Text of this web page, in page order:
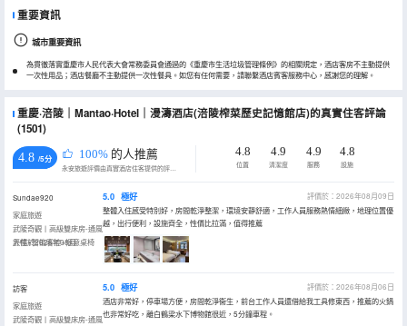
重要資訊
城市重要資訊
為貫徹落實重慶市人民代表大會常務委員會通過的《重慶市生活垃圾管理條例》的相關規定，酒店客房不主動提供
一次性用品；酒店餐廳不主動提供一次性餐具。如您有任何需要，請聯繫酒店賓客服務中心，感謝您的理解。
重慶·涪陵｜Mantao·Hotel｜漫濤酒店(涪陵榨菜歷史記憶館店)的真實住客評論
(1501)
4.8 /5分 100% 的人推薦
永安旅遊評價由真實酒店住客提供的評價。
4.8
位置
4.9
清潔度
4.9
服務
4.8
設施
Sundae920
家庭旅遊
武陵奇觀丨高級雙床房-通風
舒暢+智能客控+愜意桌椅
入住於2026年08月
5.0 極好
評價於：2026年08月09日
整體入住感受特別好，房間乾淨整潔，環境安靜舒適，工作人員服務熱情細緻，地理位置優
越，出行便利，設施齊全，性價比拉滿，值得推薦
訪客
家庭旅遊
武陵奇觀丨高級雙床房-通風
5.0 極好
評價於：2026年08月06日
酒店非常好，停車場方便，房間乾淨衞生，前台工作人員還借給我工具修東西，推薦的火鍋
也非常好吃，離白鶴梁水下博物館很近，5分鐘車程。